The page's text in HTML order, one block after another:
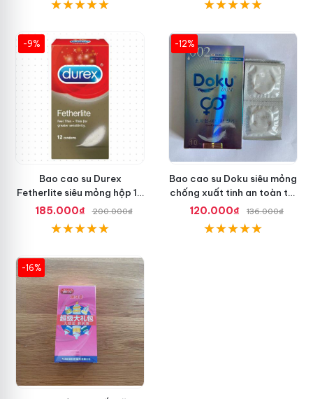
-9%
Bao cao su Durex
Fetherlite siêu mỏng hộp 12
cái, an toàn
185.000₫ 200.000₫
-12%
Bao cao su Doku siêu mỏng
chống xuất tinh an toàn tối
ưu
120.000₫ 136.000₫
-16%